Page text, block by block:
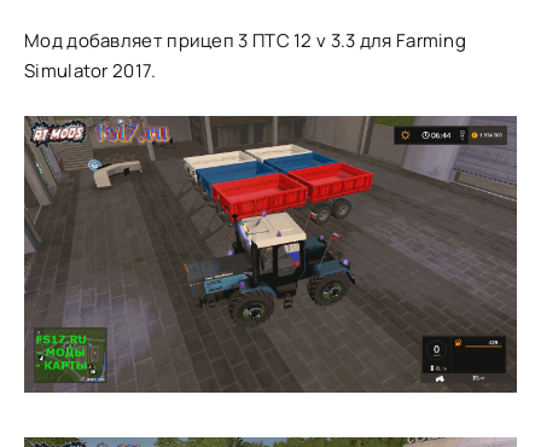
Мод добавляет прицеп 3 ПТС 12 v 3.3 для Farming
Simulator 2017.